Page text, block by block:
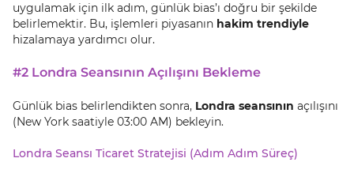
uygulamak için ilk adım, günlük bias’ı doğru bir şekilde
belirlemektir. Bu, işlemleri piyasanın hakim trendiyle
hizalamaya yardımcı olur.
#2 Londra Seansının Açılışını Bekleme
Günlük bias belirlendikten sonra, Londra seansının açılışını
(New York saatiyle 03:00 AM) bekleyin.
Londra Seansı Ticaret Stratejisi (Adım Adım Süreç)